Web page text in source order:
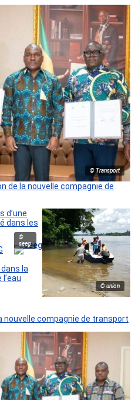
© Transport
de la nouvelle compagnie de
© union
d’une
dans les
©
seeg
la
nouvelle compagnie de transport